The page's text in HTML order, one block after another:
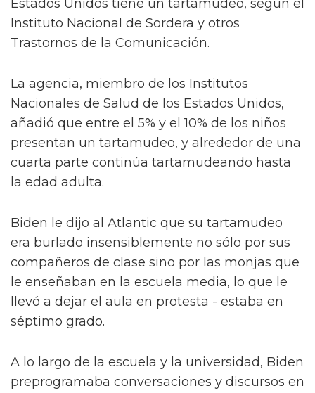
Estados Unidos tiene un tartamudeo, según el
Instituto Nacional de Sordera y otros
Trastornos de la Comunicación.
La agencia, miembro de los Institutos
Nacionales de Salud de los Estados Unidos,
añadió que entre el 5% y el 10% de los niños
presentan un tartamudeo, y alrededor de una
cuarta parte continúa tartamudeando hasta
la edad adulta.
Biden le dijo al Atlantic que su tartamudeo
era burlado insensiblemente no sólo por sus
compañeros de clase sino por las monjas que
le enseñaban en la escuela media, lo que le
llevó a dejar el aula en protesta - estaba en
séptimo grado.
A lo largo de la escuela y la universidad, Biden
preprogramaba conversaciones y discursos en